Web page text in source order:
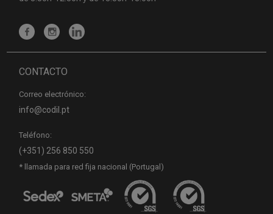
CONTACTO
Correo electrónico:
info@codil.pt
Teléfono:
(+351) 256 850 550
* llamada para red fija nacional (Portugal)